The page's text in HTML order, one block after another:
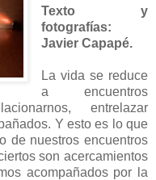
Texto y
fotografías:
Javier Capapé.
La vida se reduce
a encuentros
entrelazar
Y esto es lo que
de nuestros encuentros
son acercamientos
acompañados por la